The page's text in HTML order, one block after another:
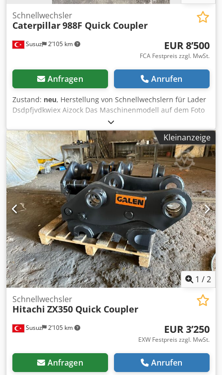
Susuz 2’105 km
Schnellwechsler
Caterpillar988F Quick Coupler
EUR 8’500
FCA Festpreis zzgl. MwSt.
Anfragen Anrufen
Zustand: neu, Herstellung von Schnellwechslern für Lader
Dsdpfjvdkwiex Aizock Das Maschinenmodell auf dem Foto
ist CAT988F Für Anfragen, bitte kontaktieren Sie uns
Kleinanzeige
1 /2
Susuz 2’105 km
Schnellwechsler
Hitachi ZX350 Quick Coupler
EUR 3’250
EXW Festpreis zzgl. MwSt.
Anfragen Anrufen